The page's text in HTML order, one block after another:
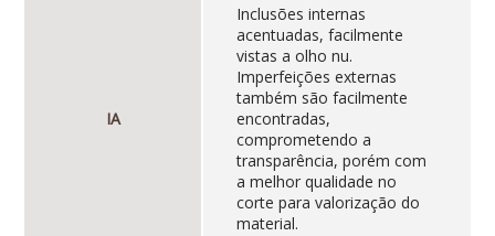
IA
Inclusões internas
acentuadas, facilmente
vistas a olho nu.
Imperfeições externas
também são facilmente
encontradas,
comprometendo a
transparência, porém com
a melhor qualidade no
corte para valorização do
material.